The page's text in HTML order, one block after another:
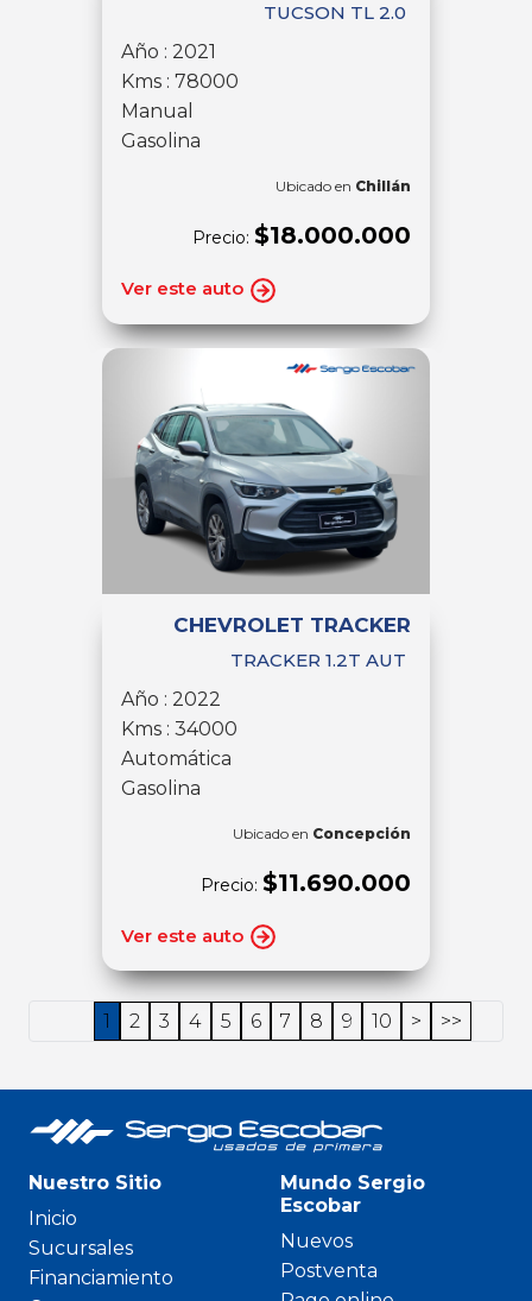
TUCSON TL 2.0
Año : 2021
Kms : 78000
Manual
Gasolina
Ubicado en Chillán
Precio: $18.000.000
Ver este auto
CHEVROLET TRACKER
TRACKER 1.2T AUT
Año : 2022
Kms : 34000
Automática
Gasolina
Ubicado en Concepción
Precio: $11.690.000
Ver este auto
1 2 3 4 5 6 7 8 9 10 > >>
Nuestro Sitio
Inicio
Sucursales
Financiamiento
Mundo Sergio
Escobar
Nuevos
Postventa